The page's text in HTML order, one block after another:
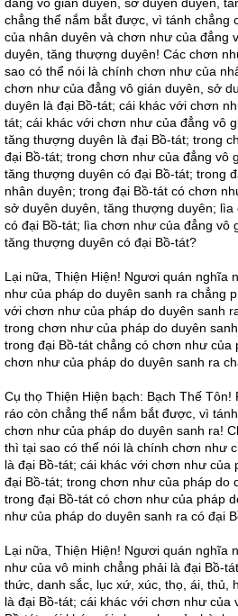
chẳng thể nắm bắt được, vì tánh chẳng
của nhân duyên và chơn như của đẳng
duyên, tăng thượng duyên! Các chơn
sao có thể nói là chính chơn như của
chơn như của đẳng vô gián duyên, sở
duyên là đại Bồ-tát; cái khác với chơn
tát; cái khác với chơn như của đẳng vô
tăng thượng duyên là đại Bồ-tát; trong
đại Bồ-tát; trong chơn như của đẳng vô
tăng thượng duyên có đại Bồ-tát; trong
nhân duyên; trong đại Bồ-tát có chơn
sở duyên duyên, tăng thượng duyên;
có đại Bồ-tát; lìa chơn như của đẳng vô
tăng thượng duyên có đại Bồ-tát?
Lại nữa, Thiện Hiện! Ngươi quán nghĩa
như của pháp do duyên sanh ra chẳng
với chơn như của pháp do duyên sanh
trong chơn như của pháp do duyên
trong đại Bồ-tát chẳng có chơn như của
chơn như của pháp do duyên sanh ra
Cụ thọ Thiện Hiện bạch: Bạch Thế Tôn!
ráo còn chẳng thể nắm bắt được, vì
chơn như của pháp do duyên sanh ra!
thì tại sao có thể nói là chính chơn như
là đại Bồ-tát; cái khác với chơn như của
đại Bồ-tát; trong chơn như của pháp do
trong đại Bồ-tát có chơn như của pháp
như của pháp do duyên sanh ra có đại
Lại nữa, Thiện Hiện! Ngươi quán nghĩa
như của vô minh chẳng phải là đại Bồ-
thức, danh sắc, lục xứ, xúc, thọ, ái, thủ,
là đại Bồ-tát; cái khác với chơn như của